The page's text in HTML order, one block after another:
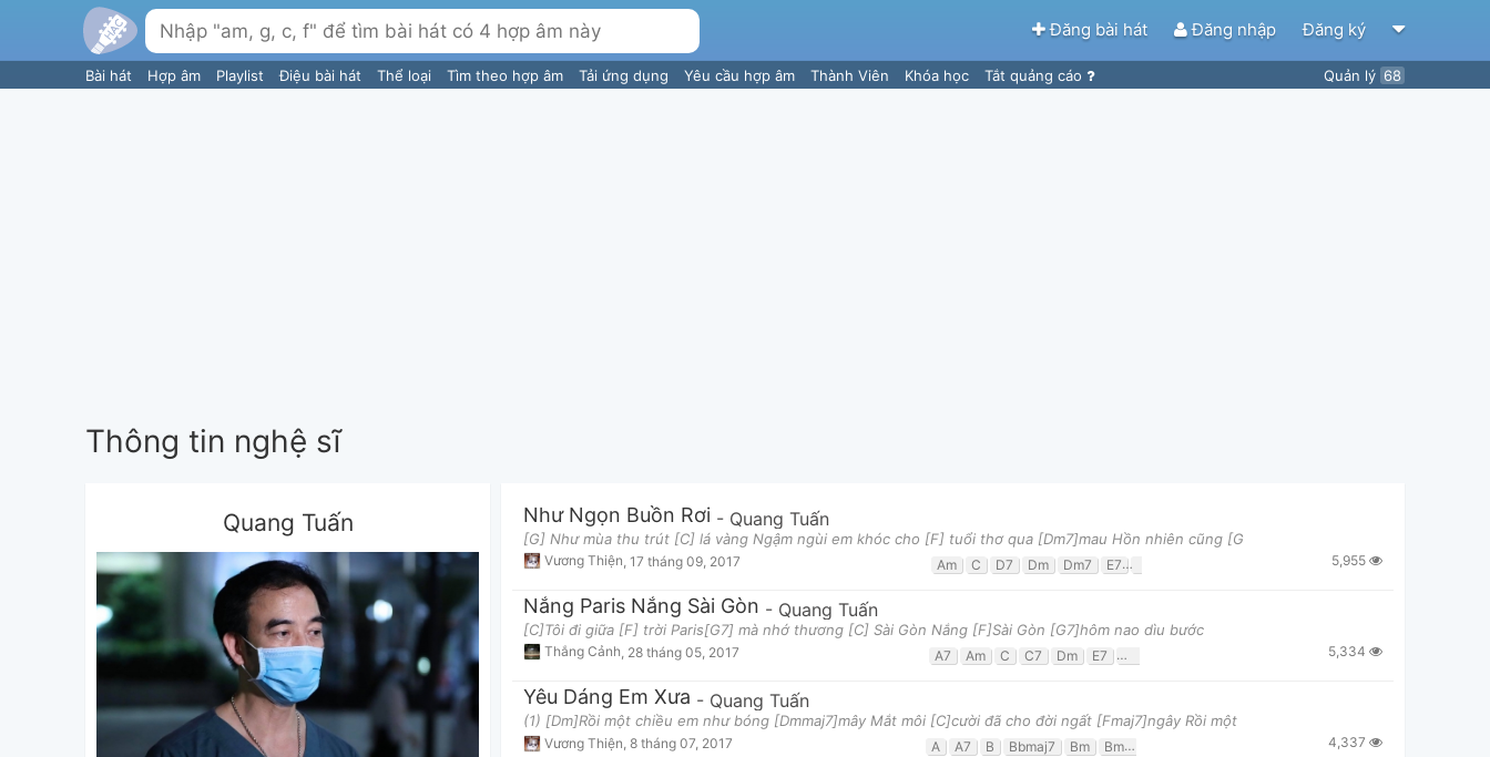
Đăng bài hát Đăng nhập Đăng ký
Bài hát Hợp âm Playlist Điệu bài hát Thể loại Tìm theo hợp âm Tải ứng dụng Yêu cầu hợp âm Thành Viên Khóa học Tắt quảng cáo Quản lý 68
Thông tin nghệ sĩ
Quang Tuấn Như Ngọn Buồn Rơi - Quang Tuấn
[G] Như mùa thu trút [C] lá vàng Ngậm ngùi em khóc cho [F] tuổi thơ qua [Dm7]mau Hồn nhiên cũng [G
Vương Thiện 17 tháng 09, 2017 Am C D7 Dm Dm7 E7 5,955
Nắng Paris Nắng Sài Gòn - Quang Tuấn
[C]Tôi đi giữa [F] trời Paris[G7] mà nhớ thương [C] Sài Gòn Nắng [F]Sài Gòn [G7]hôm nao dìu bước
Thắng Cảnh 28 tháng 05, 2017 A7 Am C C7 Dm E7 Em 5,334
Yêu Dáng Em Xưa - Quang Tuấn
(1) [Dm]Rồi một chiều em như bóng [Dmmaj7]mây Mắt môi [C]cười đã cho đời ngất [Fmaj7]ngây Rồi một
Vương Thiện 8 tháng 07, 2017 A A7 B Bbmaj7 Bm Bm7 Dmmaj7 Em
4,337